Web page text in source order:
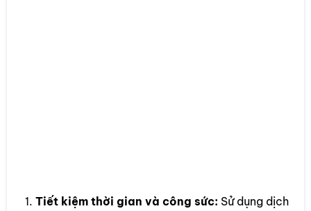
Tiết kiệm thời gian và công sức: Sử dụng dịch